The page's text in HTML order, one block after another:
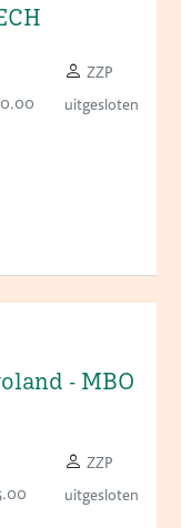
ZZP
uitgesloten
- MBO
ZZP
uitgesloten